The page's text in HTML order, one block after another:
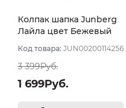
Колпак шапка Junberg
Лайла цвет Бежевый
Код товара: JUN00200114256
3 399Руб.
1 699Руб.